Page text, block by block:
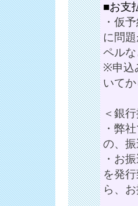
■お支
・仮
に問
ペル
※申込
いてか
＜銀
・弊
の、
・お
を発
ら、